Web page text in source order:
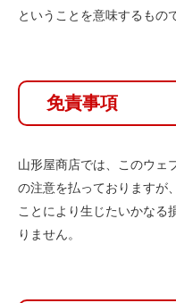
ということを意味するもの
免責事項
山形屋商店では、このウェ
の注意を払っておりますが
ことにより生じたいかなる
りません。